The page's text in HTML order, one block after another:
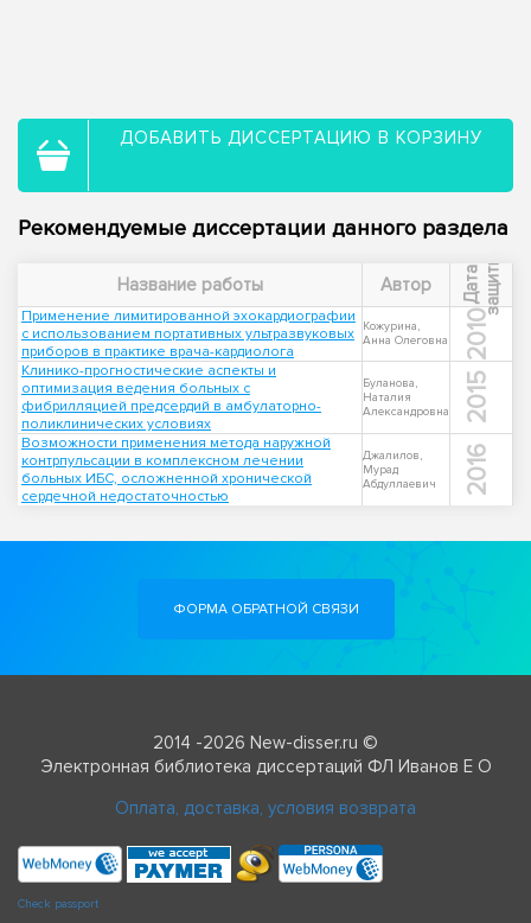
ДОБАВИТЬ ДИССЕРТАЦИЮ В КОРЗИНУ
Рекомендуемые диссертации данного раздела
Название работы Автор Д
а
т
а
з
а
щ
и
т ы
Применение лимитированной эхокардиографии
с использованием портативных ультразвуковых
приборов в практике врача-кардиолога
Кожурина,
Анна Олеговна
2010
Клинико-прогностические аспекты и
оптимизация ведения больных с
фибрилляцией предсердий в амбулаторно-
поликлинических условиях
Буланова,
Наталия
Александровна
2015
Возможности применения метода наружной
контрпульсации в комплексном лечении
больных ИБС, осложненной хронической
сердечной недостаточностью
Джалилов,
Мурад
Абдуллаевич
2016
ФОРМА ОБРАТНОЙ СВЯЗИ
2014 -2026 New-disser.ru ©
Электронная библиотека диссертаций ФЛ Иванов Е О
Оплата, доставка, условия возврата
Check passport